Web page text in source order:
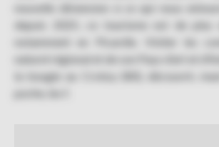
nouvelle dimension à ce qui nous
depuis 2025, ce tourisme est de plus
notamment en Picardie. Visiter les
naturel régional et de son Pays d’art et
la bougie au Crotoy (80), découvrir,
poche, les f.